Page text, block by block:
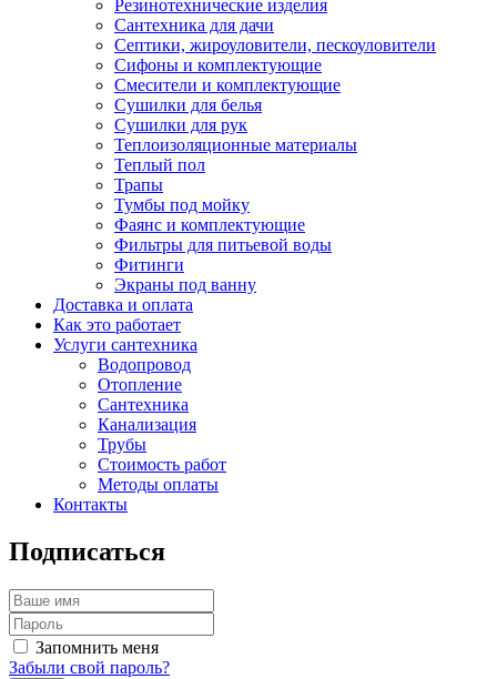
Резинотехнические изделия
Сантехника для дачи
Септики, жироуловители, пескоуловители
Сифоны и комплектующие
Смесители и комплектующие
Сушилки для белья
Сушилки для рук
Теплоизоляционные материалы
Теплый пол
Трапы
Тумбы под мойку
Фаянс и комплектующие
Фильтры для питьевой воды
Фитинги
Экраны под ванну
Доставка и оплата
Как это работает
Услуги сантехника
Водопровод
Отопление
Сантехника
Канализация
Трубы
Стоимость работ
Методы оплаты
Контакты
Подписаться
Запомнить меня
Забыли свой пароль?